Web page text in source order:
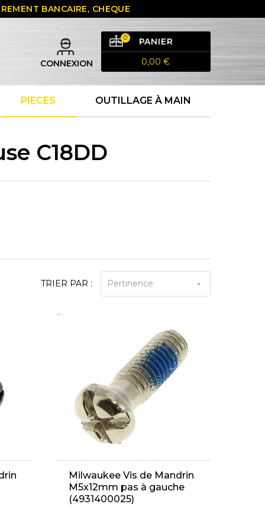
BANCAIRE, CHEQUE
CONNEXION
PANIER
0
0,00 €
PIECES OUTILLAGE À MAIN
C18DD
TRIER PAR : Pertinence
..
Milwaukee Vis de Mandrin
M5x12mm pas à gauche
(4931400025)